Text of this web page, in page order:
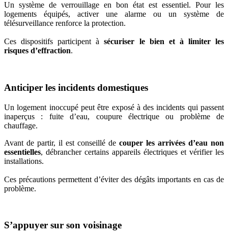
Un système de verrouillage en bon état est essentiel. Pour les
logements équipés, activer une alarme ou un système de
télésurveillance renforce la protection.
Ces dispositifs participent àsécuriser le bien et à limiter les
risques d’effraction.
Anticiper les incidents domestiques
Un logement inoccupé peut être exposé à des incidents qui passent
inaperçus : fuite d’eau, coupure électrique ou problème de
chauffage.
Avant de partir, il est conseillé de couper les arrivées d’eau non
essentielles, débrancher certains appareils électriques et vérifier les
installations.
Ces précautions permettent d’éviter des dégâts importants en cas de
problème.
S’appuyer sur son voisinage